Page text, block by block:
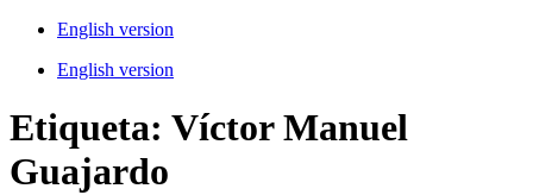
English version
English version
Etiqueta: Víctor Manuel
Guajardo